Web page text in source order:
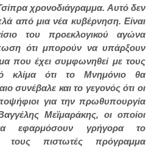
χρονοδιάγραμμα. Αυτό δεν
από μια νέα κυβέρνηση. Είναι
του προεκλογικού αγώνα
ότι μπορούν να υπάρξουν
που έχει συμφωνηθεί με τους
κλίμα ότι το Μνημόνιο θα
συνέβαλε και το γεγονός ότι οι
για την πρωθυπουργία
Μεϊμαράκης, οι οποίοι
εφαρμόσουν γρήγορα το
τους πιστωτές πρόγραμμα